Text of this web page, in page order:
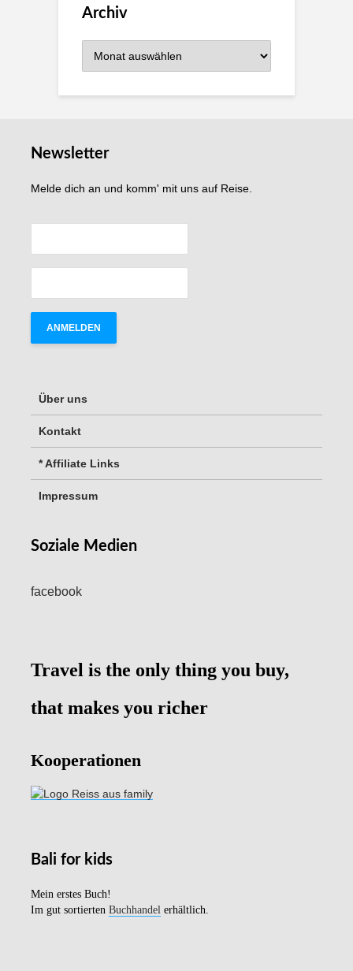
Archiv
Newsletter
Melde dich an und komm' mit uns auf Reise.
Über uns
Kontakt
* Affiliate Links
Impressum
Soziale Medien
facebook
Travel is the only thing you buy,
that makes you richer
Kooperationen
Bali for kids
Mein erstes Buch!
Im gut sortierten Buchhandel erhältlich.